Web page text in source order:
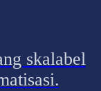
skalabel